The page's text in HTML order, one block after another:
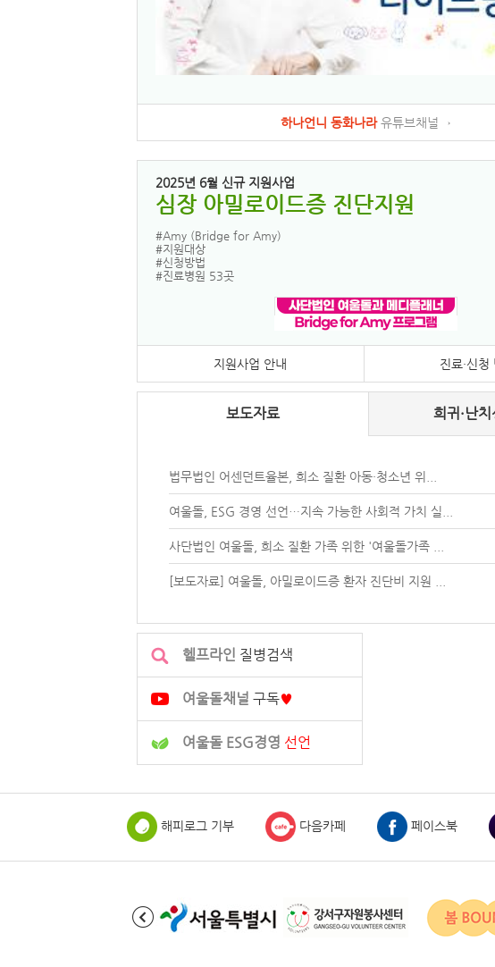
하나언니 동화나라유튜브채널→
2025년 6월 신규 지원사업
심장 아밀로이드증 진단지원
#Amy (Bridge for Amy)
#지원대상
#신청방법
#진료병원 53곳
지원사업 안내 진료·신청
보도자료 희귀·난
법무법인 어센던트율본, 희소 질환 아동·청소년 위...
여울돌, ESG 경영 선언…지속 가능한 사회적 가치 실...
사단법인 여울돌, 희소 질환 가족 위한 '여울돌가족 ...
[보도자료] 여울돌, 아밀로이드증 환자 진단비 지원 ...
헬프라인 질병검색
여울돌채널 구독♥
여울돌 ESG경영 선언
해피로그 기부 다음카페 페이스북